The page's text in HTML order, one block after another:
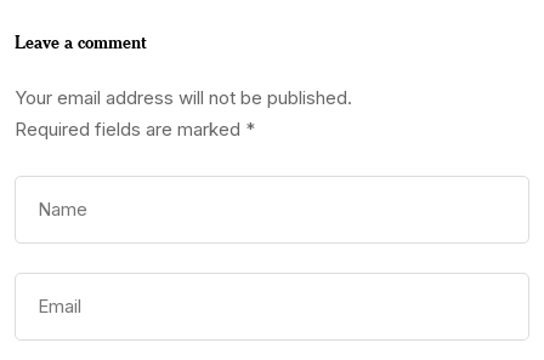
Leave a comment
Your email address will not be published.
Required fields are marked *